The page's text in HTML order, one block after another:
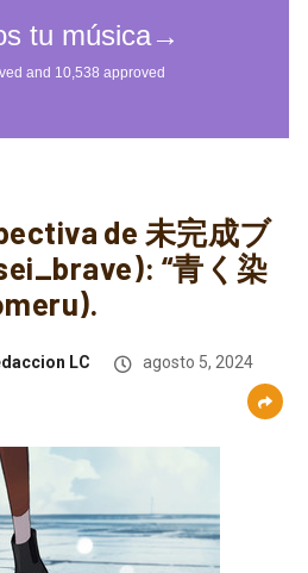
de 未完成ブ
“青く染
LC
agosto 5, 2024